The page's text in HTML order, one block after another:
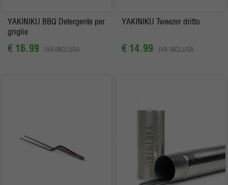
Fanshop
Pacchetti Starter
YAKINIKU BBQ Detergente per
griglie
€ 16.99 IVA INCLUSA
YAKINIKU Tweezer dritto
€ 14.99 IVA INCLUSA